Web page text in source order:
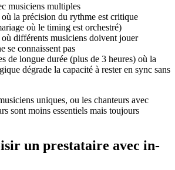
musiciens multiples
où la précision du rythme est critique
où le timing est orchestré)
où différents musiciens doivent jouer
se connaissent pas
de longue durée (plus de 3 heures) où la
dégrade la capacité à rester en sync sans
uniques, ou les chanteurs avec
sont moins essentiels mais toujours
un prestataire avec in-